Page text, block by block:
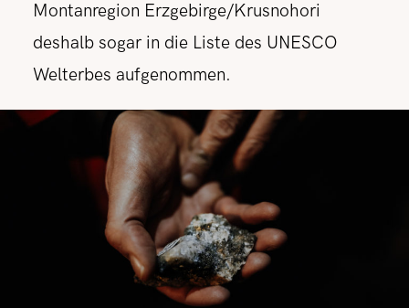
Montanregion Erzgebirge/Krusnohori
deshalb sogar in die Liste des UNESCO
Welterbes aufgenommen.